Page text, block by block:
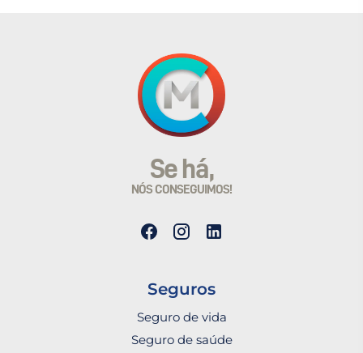
Se há,
NÓS CONSEGUIMOS!
Seguros
Seguro de vida
Seguro de saúde